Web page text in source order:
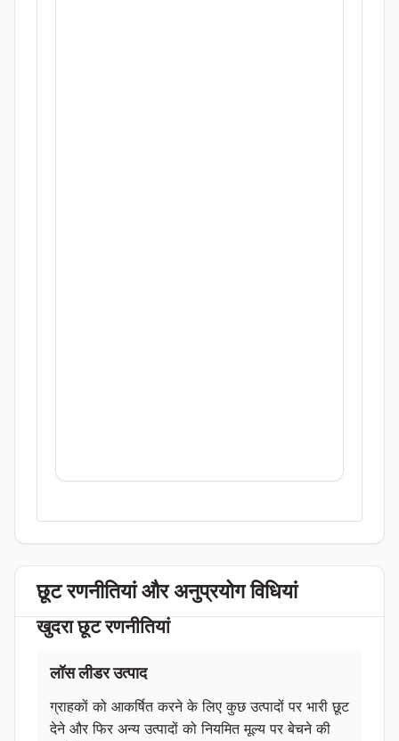
छूट रणनीतियां और अनुप्रयोग विधियां
खुदरा छूट रणनीतियां
लॉस लीडर उत्पाद
ग्राहकों को आकर्षित करने के लिए कुछ उत्पादों पर भारी छूट
देने और फिर अन्य उत्पादों को नियमित मूल्य पर बेचने की